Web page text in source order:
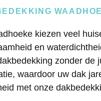
kiezen veel
en
zonder de
waardoor uw dak
met onze